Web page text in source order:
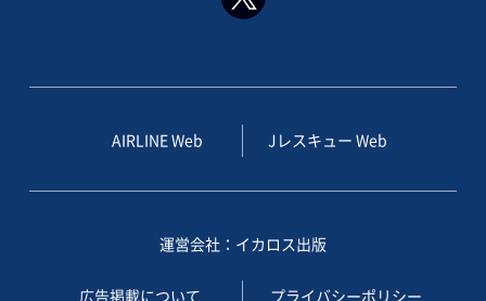
AIRLINE Web Jレスキュー Web
運営会社：イカロス出版
広告掲載について プライバシーポリシー